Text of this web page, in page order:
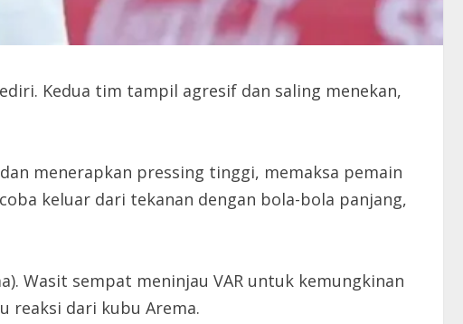
Kedua tim tampil agresif dan saling menekan,
menerapkan pressing tinggi, memaksa pemain
keluar dari tekanan dengan bola-bola panjang,
Wasit sempat meninjau VAR untuk kemungkinan
reaksi dari kubu Arema.